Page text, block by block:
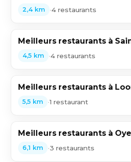
2,4 km •4 restaurants
Meilleurs restaurants à
4,5 km •4 restaurants
Meilleurs restaurants à
5,5 km •1 restaurant
Meilleurs restaurants à
6,1 km •3 restaurants